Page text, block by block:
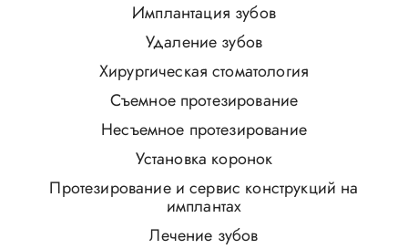
Имплантация зубов
Удаление зубов
Хирургическая стоматология
Съемное протезирование
Несъемное протезирование
Установка коронок
Протезирование и сервис конструкций на
имплантах
Лечение зубов